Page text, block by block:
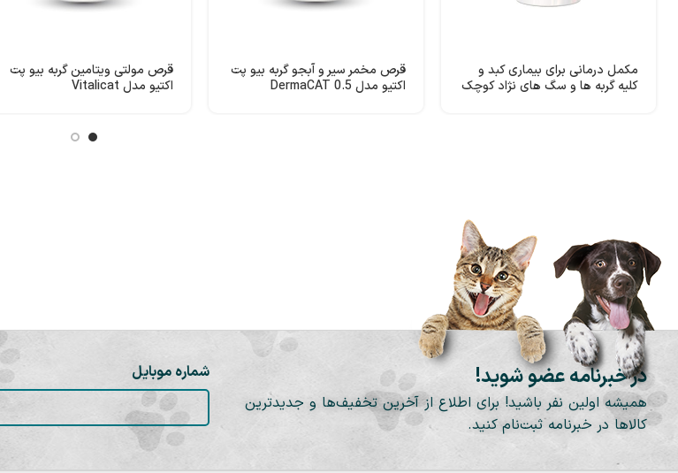
مکمل درمانی برای بیماری کبد و
کلیه گربه ها و سگ های نژاد کوچک
قرص مخمر سیر و آبجو گربه بیو پت
اکتیو مدل DermaCAT 0.5
قرص مولتی ویتامین گربه بیو پت
اکتیو مدل Vitalicat
در خبرنامه عضو شوید!
همیشه اولین نفر باشید! برای اطلاع از آخرین تخفیف‌ها و جدیدترین
کالاها در خبرنامه ثبت‌نام کنید.
شماره موبایل